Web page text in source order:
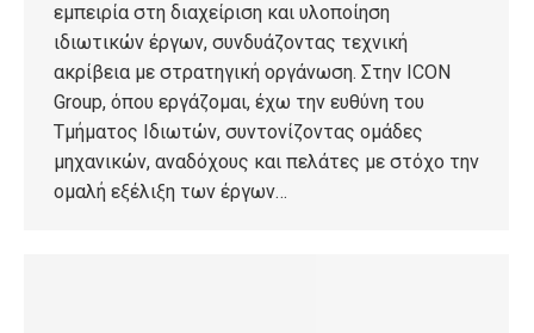
εμπειρία στη διαχείριση και υλοποίηση
ιδιωτικών έργων, συνδυάζοντας τεχνική
ακρίβεια με στρατηγική οργάνωση. Στην ICON
Group, όπου εργάζομαι, έχω την ευθύνη του
Τμήματος Ιδιωτών, συντονίζοντας ομάδες
μηχανικών, αναδόχους και πελάτες με στόχο την
ομαλή εξέλιξη των έργων…